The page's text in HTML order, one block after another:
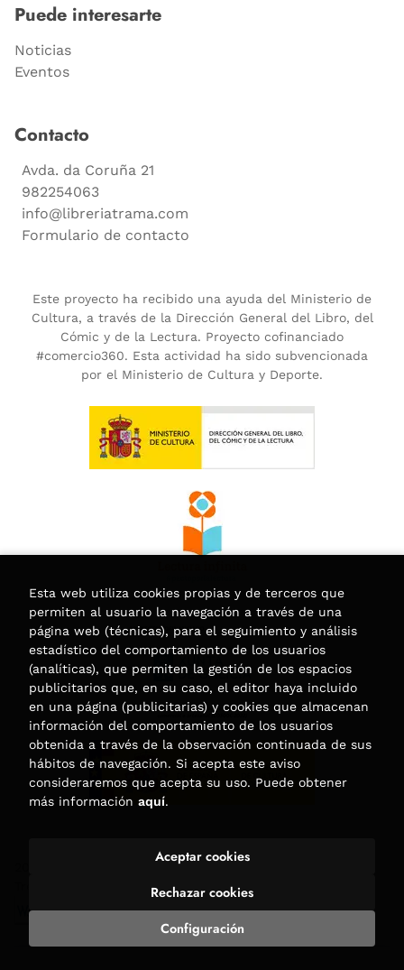
Puede interesarte
Noticias
Eventos
Contacto
Avda. da Coruña 21
982254063
info@libreriatrama.com
Formulario de contacto
Este proyecto ha recibido una ayuda del Ministerio de
Cultura, a través de la Dirección General del Libro, del
Cómic y de la Lectura. Proyecto cofinanciado
#comercio360. Esta actividad ha sido subvencionada
por el Ministerio de Cultura y Deporte.
. Todos los Derechos Reservados |
Esta web utiliza cookies propias y de terceros que
permiten al usuario la navegación a través de una
página web (técnicas), para el seguimiento y análisis
estadístico del comportamiento de los usuarios
(analíticas), que permiten la gestión de los espacios
publicitarios que, en su caso, el editor haya incluido
en una página (publicitarias) y cookies que almacenan
información del comportamiento de los usuarios
obtenida a través de la observación continuada de sus
hábitos de navegación. Si acepta este aviso
consideraremos que acepta su uso. Puede obtener
más información aquí.
Configuración
Rechazar cookies
Aceptar cookies